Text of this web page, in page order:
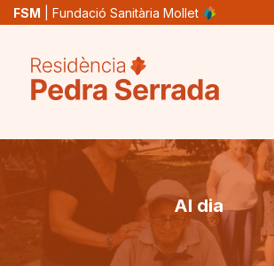
Vés
contingut
FSM | Fundació Sanitària Mollet
Al dia